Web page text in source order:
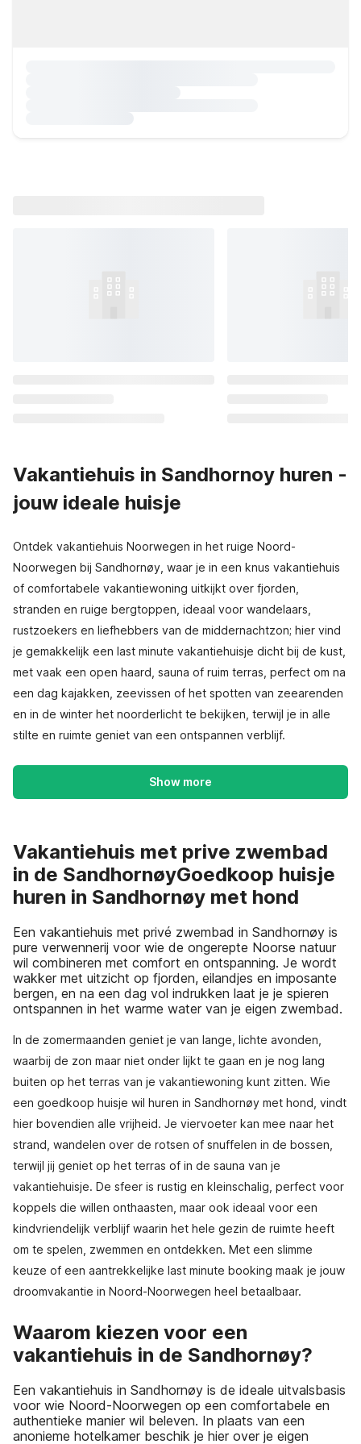
Vakantiehuis in Sandhornoy huren -
jouw ideale huisje
Ontdek vakantiehuis Noorwegen in het ruige Noord-
Noorwegen bij Sandhornøy, waar je in een knus vakantiehuis
of comfortabele vakantiewoning uitkijkt over fjorden,
stranden en ruige bergtoppen, ideaal voor wandelaars,
rustzoekers en liefhebbers van de middernachtzon; hier vind
je gemakkelijk een last minute vakantiehuisje dicht bij de kust,
met vaak een open haard, sauna of ruim terras, perfect om na
een dag kajakken, zeevissen of het spotten van zeearenden
en in de winter het noorderlicht te bekijken, terwijl je in alle
stilte en ruimte geniet van een ontspannen verblijf.
Show more
Vakantiehuis met prive zwembad
in de SandhornøyGoedkoop huisje
huren in Sandhornøy met hond
Een vakantiehuis met privé zwembad in Sandhornøy is
pure verwennerij voor wie de ongerepte Noorse natuur
wil combineren met comfort en ontspanning. Je wordt
wakker met uitzicht op fjorden, eilandjes en imposante
bergen, en na een dag vol indrukken laat je je spieren
ontspannen in het warme water van je eigen zwembad.
In de zomermaanden geniet je van lange, lichte avonden,
waarbij de zon maar niet onder lijkt te gaan en je nog lang
buiten op het terras van je vakantiewoning kunt zitten. Wie
een goedkoop huisje wil huren in Sandhornøy met hond, vindt
hier bovendien alle vrijheid. Je viervoeter kan mee naar het
strand, wandelen over de rotsen of snuffelen in de bossen,
terwijl jij geniet op het terras of in de sauna van je
vakantiehuisje. De sfeer is rustig en kleinschalig, perfect voor
koppels die willen onthaasten, maar ook ideaal voor een
kindvriendelijk verblijf waarin het hele gezin de ruimte heeft
om te spelen, zwemmen en ontdekken. Met een slimme
keuze of een aantrekkelijke last minute booking maak je jouw
droomvakantie in Noord-Noorwegen heel betaalbaar.
Waarom kiezen voor een
vakantiehuis in de Sandhornøy?
Een vakantiehuis in Sandhornøy is de ideale uitvalsbasis
voor wie Noord-Noorwegen op een comfortabele en
authentieke manier wil beleven. In plaats van een
anonieme hotelkamer beschik je hier over je eigen